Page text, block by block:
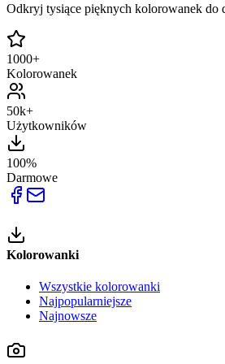
Odkryj tysiące pięknych kolorowanek do
1000+
Kolorowanek
50k+
Użytkowników
100%
Darmowe
Kolorowanki
Wszystkie kolorowanki
Najpopularniejsze
Najnowsze